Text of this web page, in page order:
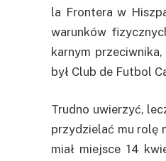
la Frontera w
warunków
karnym
był Club de Futbol
Trudno uwierzyć,
przydzielać mu rolę
miał miejsce 14